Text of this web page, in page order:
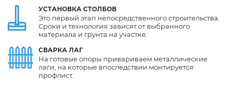
УСТАНОВКА СТОЛБОВ
СВАРКА ЛАГ
Это первый этап непосредственного строительства.
Сроки и технология зависят от выбранного
материала и грунта на участке.
На готовые опоры привариваем металлические
лаги, на которые впоследствии монтируется
профлист.